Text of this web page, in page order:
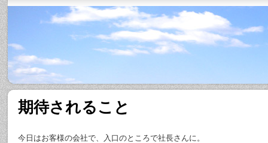
期待されること
今日はお客様の会社で、入口のところで社長さんに。